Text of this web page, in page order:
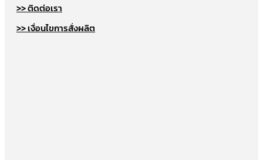
>> ติดต่อเรา
>> เงื่อนไขการสั่งผลิต